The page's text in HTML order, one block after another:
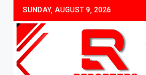
SUNDAY, AUGUST 9, 2026